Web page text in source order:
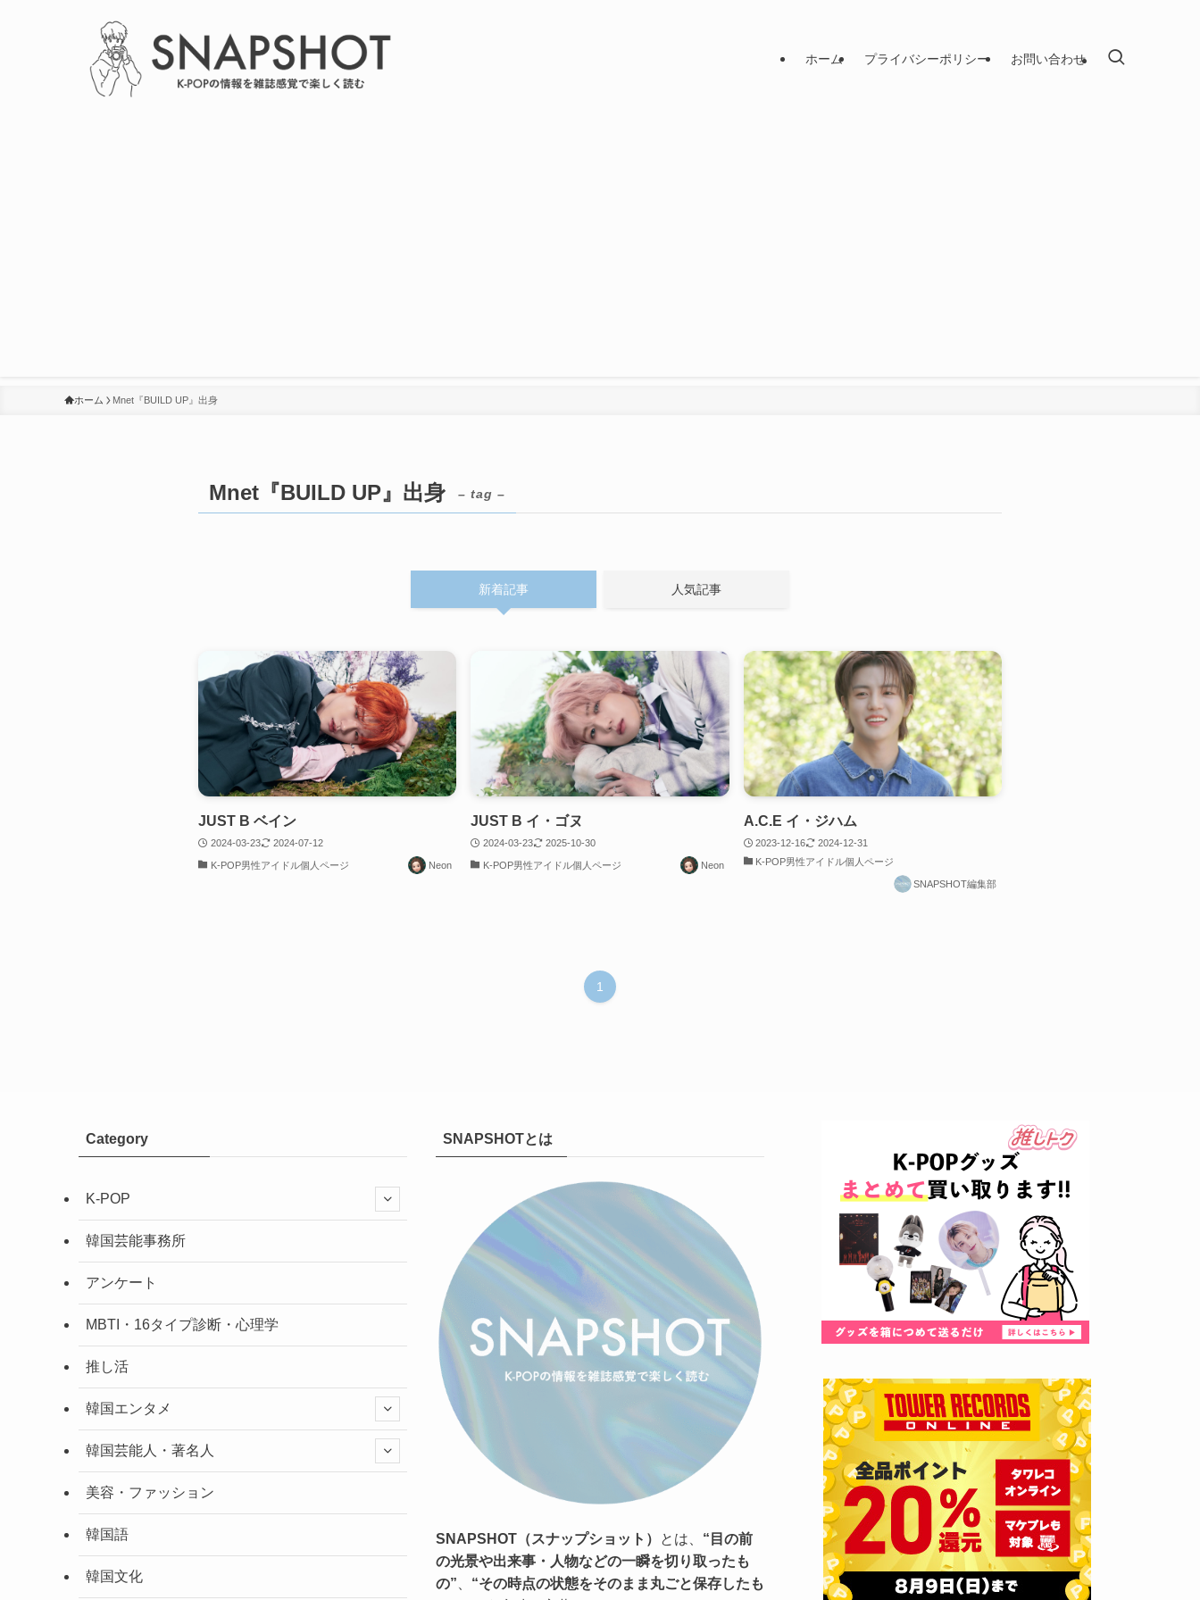
ホーム プライバシーポリシー お問い合わせ
ホーム Mnet『BUILD UP』出身
Mnet『BUILD UP』出身 – tag –
新着記事 人気記事
JUST B ベイン
2024-03-23 2024-07-12
K-POP男性アイドル個人ページ Neon
JUST B イ・ゴヌ
2024-03-23 2025-10-30
K-POP男性アイドル個人ページ Neon
A.C.E イ・ジハム
2023-12-16
2024-12-31
K-POP男性アイドル個人ページ
SNAPSHOT編集部
1
Category
K-POP
韓国芸能事務所
アンケート
MBTI・16タイプ診断・心理学
推し活
韓国エンタメ
韓国芸能人・著名人
美容・ファッション
韓国語
韓国文化
SNAPSHOTとは
SNAPSHOT（スナップショット） とは、 “目の前
の光景や出来事・人物などの一瞬を切り取ったも
の”、 “その時点の状態をそのまま丸ごと保存したも